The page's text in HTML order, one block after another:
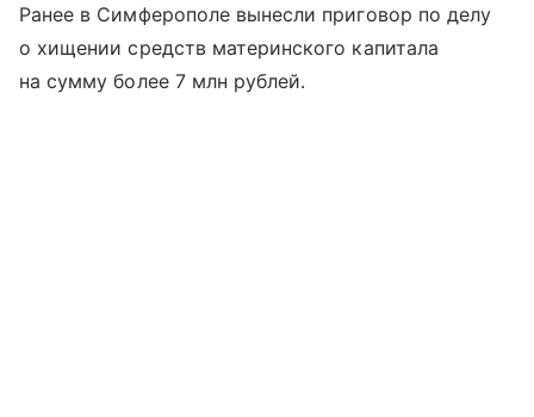
Ранее в Симферополе вынесли приговор по делу
о хищении средств материнского капитала
на сумму более 7 млн рублей.